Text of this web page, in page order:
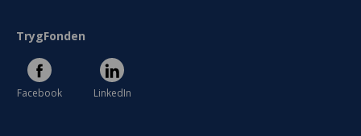
TrygFonden
Facebook LinkedIn